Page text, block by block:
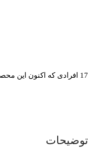
17 افرادی که اکنون این
توضیحات